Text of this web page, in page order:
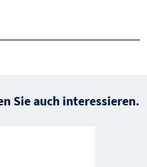
Sie auch interessieren.